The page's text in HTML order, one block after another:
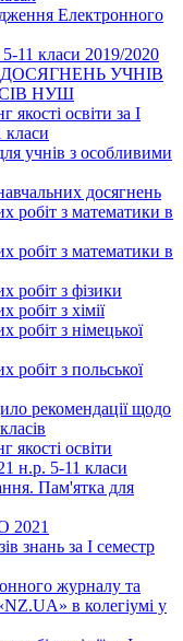
Електронного
11 класи 2019/2020
УЧНІВ
НУШ
освіти за І
класи
учнів з особливими
досягнень
робіт з математики в
робіт з математики в
робіт з фізики
робіт з хімії
робіт з німецької
робіт з польської
рекомендації щодо
якості освіти
н.р. 5-11 класи
Пам'ятка для
2021
знань за І семестр
журналу та
в колегіумі у